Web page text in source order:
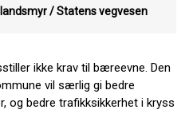
/ Statens vegvesen
ikke krav til bæreevne. Den
vil særlig gi bedre
og bedre trafikksikkerhet i kryss